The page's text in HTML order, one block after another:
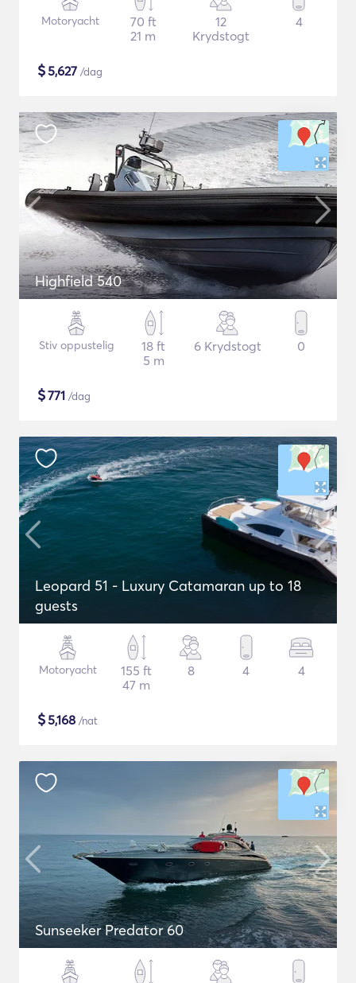
Motoryacht
70 ft
21 m
12
Krydstogt
4
$5,627 /dag
Highfield 540
Stiv oppustelig
18 ft
5 m
6 Krydstogt 0
$771 /dag
Leopard 51 - Luxury Catamaran up to 18
guests
Motoryacht
155 ft
47 m
8 4 4
$5,168 /nat
Sunseeker Predator 60